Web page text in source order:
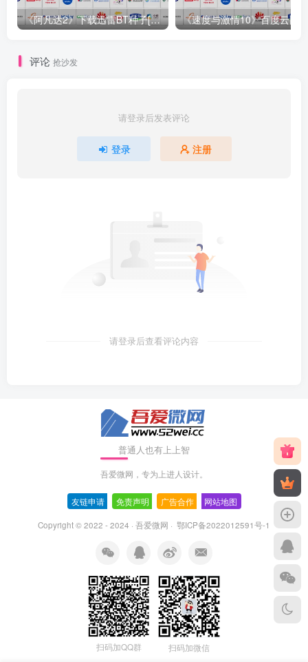
《阿凡达2》下载迅雷BT种子[MP4／2.12GB]国语中文字幕[
评论 抢沙发
请登录后发表评论
登录 注册
请登录后查看评论内容
普通人也有上上智
吾爱微网，专为上进人设计。
友链申请 免责声明 广告合作 网站地图
Copyright © 2022 - 2024 · 吾爱微网 · 鄂ICP备2022012591号-1
扫码加QQ群 扫码加微信